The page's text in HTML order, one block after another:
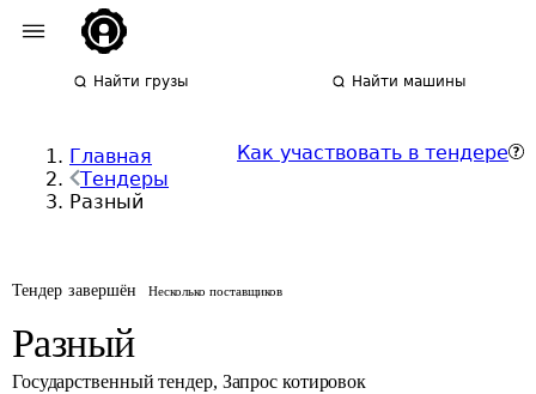
Найти грузы Найти машины
Главная
Тендеры
Разный
Как участвовать в тендере
Тендер завершён Несколько поставщиков
Разный
Государственный тендер, Запрос котировок